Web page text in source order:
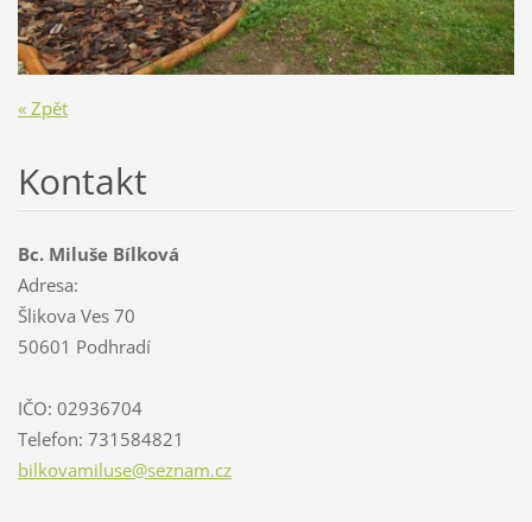
« Zpět
Kontakt
Bc. Miluše Bílková
Adresa:
Šlikova Ves 70
50601 Podhradí
IČO: 02936704
Telefon: 731584821
bilkovamiluse@seznam.cz